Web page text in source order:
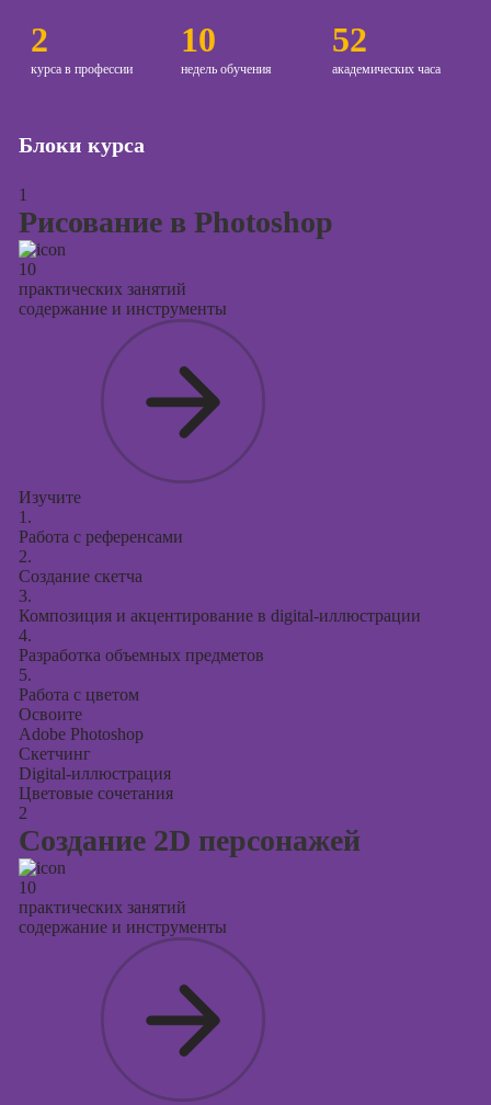
Онлайн-обучение Курсы
Курсы
презентаций в
PowerPoint
2
курса в профессии
10
недель обучения
52
академических часа
Блоки курса
1
Рисование в Photoshop
10
практических занятий
содержание и инструменты
Изучите
1.
Работа с референсами
2.
Создание скетча
3.
Композиция и акцентирование в digital-иллюстрации
4.
Разработка объемных предметов
5.
Работа с цветом
Освоите
Adobe Photoshop
Скетчинг
Digital-иллюстрация
Цветовые сочетания
2
Создание 2D персонажей
10
практических занятий
содержание и инструменты